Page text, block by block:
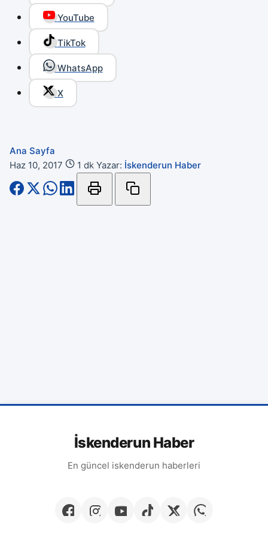
YouTube
TikTok
WhatsApp
X
Ana Sayfa
Haz 10, 2017
1 dk Yazar: İskenderun Haber
İskenderun Haber
En güncel iskenderun haberleri